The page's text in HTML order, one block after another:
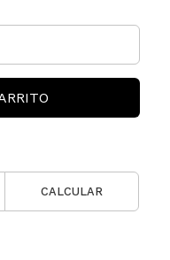
CALCULAR